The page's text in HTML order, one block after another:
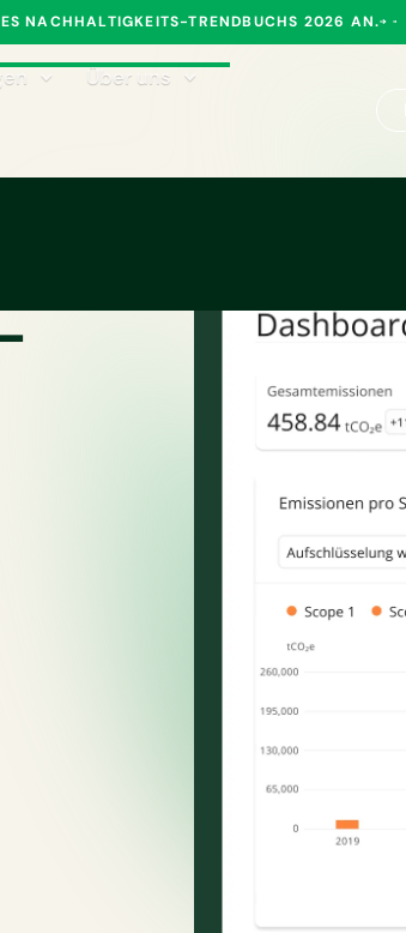
NACHHALTIGKEITS-TRENDBUCHS 2026 AN.
Über uns